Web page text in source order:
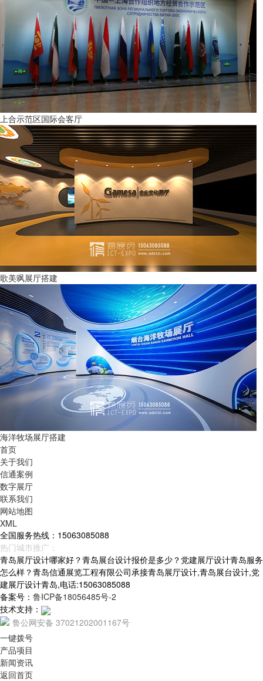
上合示范区国际会客厅
歌美飒展厅搭建
海洋牧场展厅搭建
首页
关于我们
信通案例
数字展厅
联系我们
网站地图
XML
全国服务热线：15063085088
热门城市推广：
青岛展厅设计哪家好？青岛展台设计报价是多少？党建展厅设计青岛服务
怎么样？青岛信通展览工程有限公司承接青岛展厅设计,青岛展台设计,党
建展厅设计青岛,电话:15063085088
备案号： 鲁ICP备18056485号-2
技术支持：
鲁公网安备 37021202001167号
一键拨号
产品项目
新闻资讯
返回首页